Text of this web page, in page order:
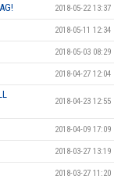
2018-05-22 13:37
2018-05-11 12:34
2018-05-03 08:29
2018-04-27 12:04
2018-04-23 12:55
2018-04-09 17:09
2018-03-27 13:19
2018-03-27 11:20